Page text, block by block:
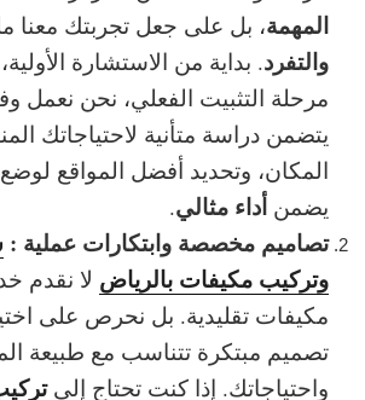
المهمة، بل على جعل تجربتك معنا
والتفرد. بداية من الاستشارة
مرحلة التثبيت الفعلي، نحن نعمل
يتضمن دراسة متأنية لاحتياجاتك
المكان، وتحديد أفضل المواقع
يضمن أداء مثالي.
تصاميم مخصصة وابتكارات عملية :
وتركيب مكيفات بالرياض لا نقدم
مكيفات تقليدية. بل نحرص على
تصميم مبتكرة تتناسب مع طبيعة
واحتياجاتك. إذا كنت تحتاج إلى